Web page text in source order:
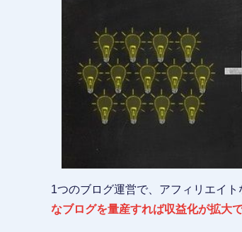
1つのブログ運営で、アフィリエイ
なブログを量産すれば収益化が拡大